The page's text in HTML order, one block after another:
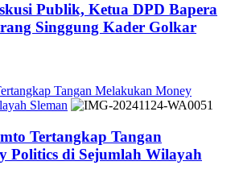
Publik, Ketua DPD Bapera
Singgung Kader Golkar
Tangan Melakukan Money
Sleman
Tertangkap Tangan
Politics di Sejumlah Wilayah